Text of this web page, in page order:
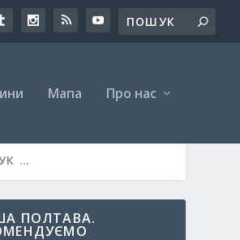
Мапа Про нас
ПОЛТАВА.